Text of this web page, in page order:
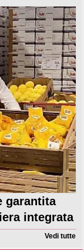
garantita
integrata
Vedi tutte